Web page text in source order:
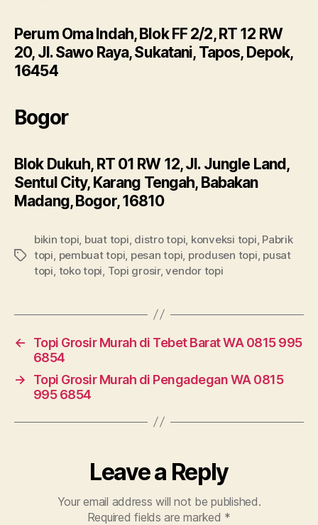
Perum Oma Indah, Blok FF 2/2, RT 12 RW
20, Jl. Sawo Raya, Sukatani, Tapos, Depok,
16454
Bogor
Blok Dukuh, RT 01 RW 12, Jl. Jungle Land,
Sentul City, Karang Tengah, Babakan
Madang, Bogor, 16810
Tags
bikin topi buat topi distro topi konveksi topi Pabrik
topi pembuat topi pesan topi produsen topi pusat
topi toko topi Topi grosir,vendor topi
←
Topi Grosir Murah di Tebet Barat WA 0815 995
6854
→
Topi Grosir Murah di Pengadegan WA 0815
995 6854
Leave a Reply
Your email address will not be published.
Required fields are marked *